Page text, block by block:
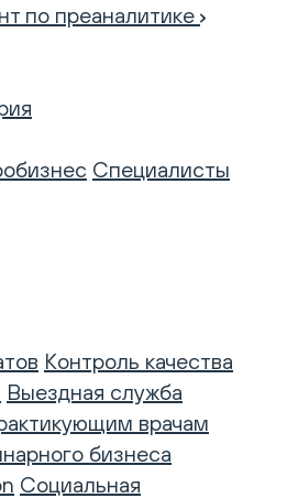
по преаналитике
Специалисты
Контроль качества
Выездная служба
врачам
бизнеса
Социальная